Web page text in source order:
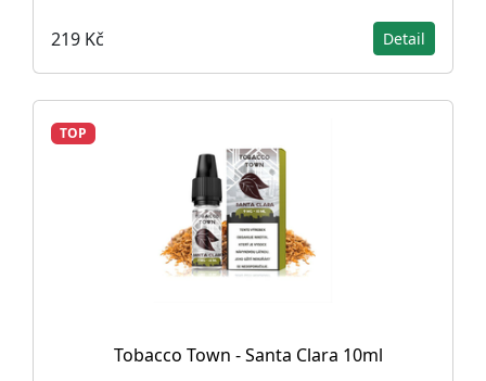
219 Kč Detail
TOP
Tobacco Town - Santa Clara 10ml